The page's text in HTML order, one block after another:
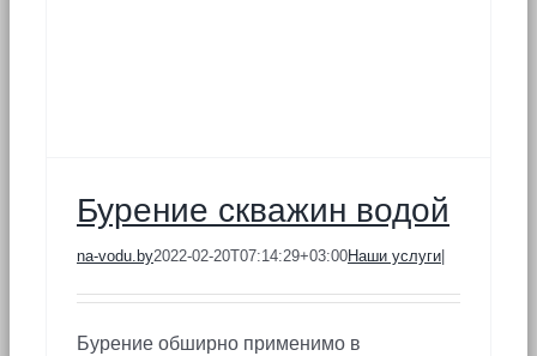
Бурение скважин водой
na-vodu.by2022-02-20T07:14:29+03:00Наши услуги
Бурение обширно применимо в